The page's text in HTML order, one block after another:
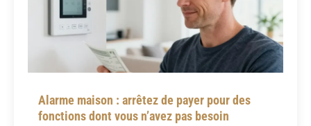
Alarme maison : arrêtez de payer pour des
fonctions dont vous n’avez pas besoin